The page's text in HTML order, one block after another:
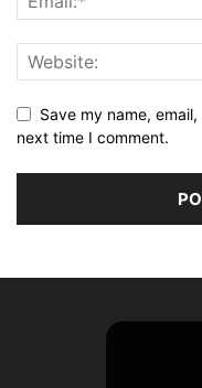
Save my name,
next time I comment.